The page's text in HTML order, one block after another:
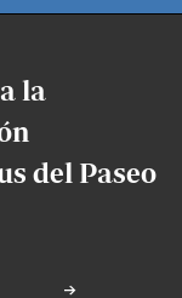
la
del Paseo